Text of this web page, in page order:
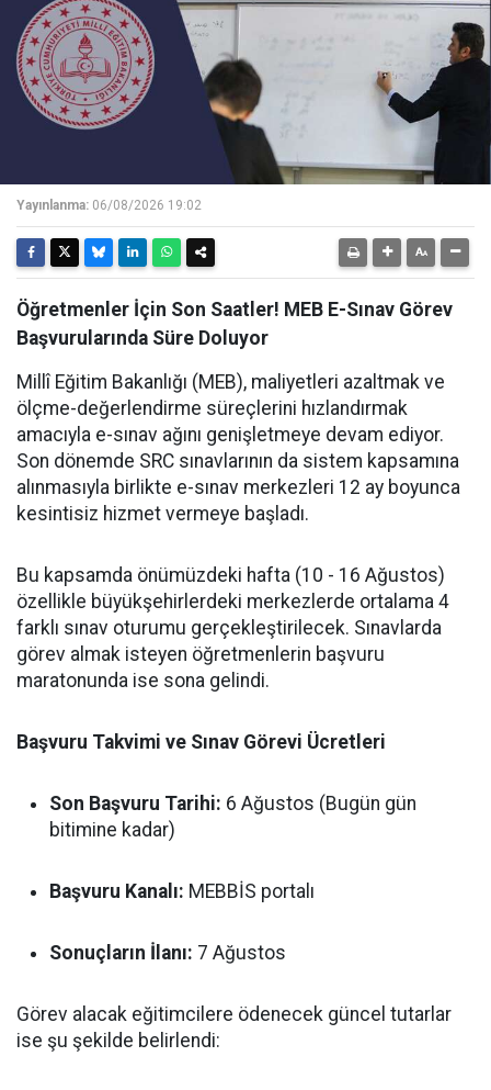
Yayınlanma: 06/08/2026 19:02
Öğretmenler İçin Son Saatler! MEB E-Sınav Görev
Başvurularında Süre Doluyor
Millî Eğitim Bakanlığı (MEB), maliyetleri azaltmak ve
ölçme-değerlendirme süreçlerini hızlandırmak
amacıyla e-sınav ağını genişletmeye devam ediyor.
Son dönemde SRC sınavlarının da sistem kapsamına
alınmasıyla birlikte e-sınav merkezleri 12 ay boyunca
kesintisiz hizmet vermeye başladı.
Bu kapsamda önümüzdeki hafta (10 - 16 Ağustos)
özellikle büyükşehirlerdeki merkezlerde ortalama 4
farklı sınav oturumu gerçekleştirilecek. Sınavlarda
görev almak isteyen öğretmenlerin başvuru
maratonunda ise sona gelindi.
Başvuru Takvimi ve Sınav Görevi Ücretleri
Son Başvuru Tarihi: 6 Ağustos (Bugün gün
bitimine kadar)
Başvuru Kanalı: MEBBİS portalı
Sonuçların İlanı: 7 Ağustos
Görev alacak eğitimcilere ödenecek güncel tutarlar
ise şu şekilde belirlendi: